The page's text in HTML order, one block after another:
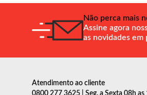
Não perca mais
Assine agora
as novidades em
Atendimento ao cliente
0800 277 3625 | Seg. a Sexta 08h as